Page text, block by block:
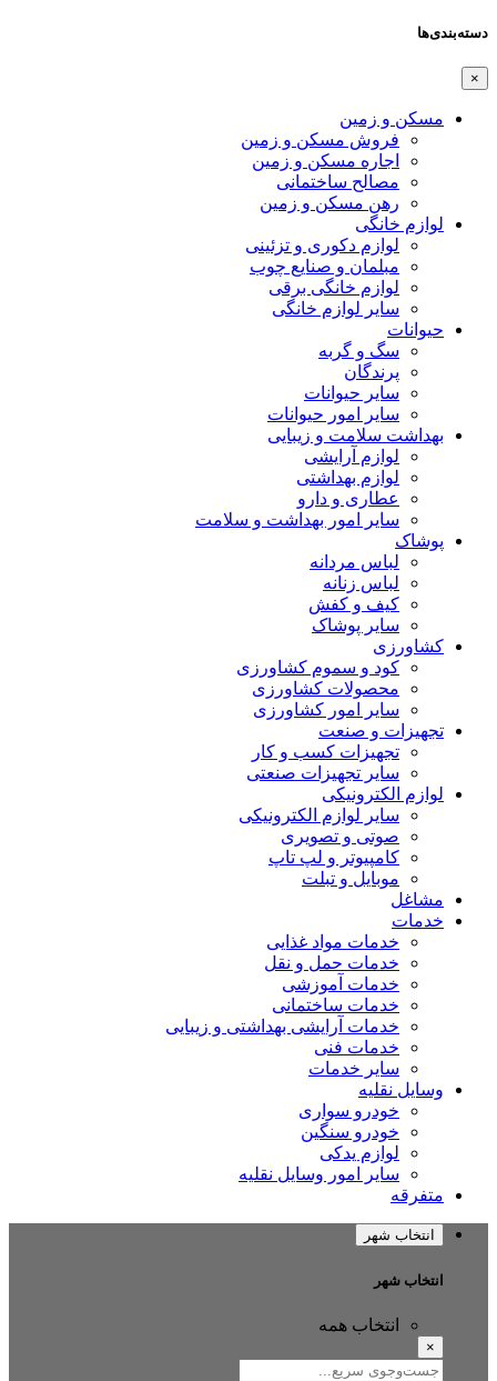
دسته‌بندی‌ها
×
مسکن و زمین
فروش مسکن و زمین
اجاره مسکن و زمین
مصالح ساختمانی
رهن مسکن و زمین
لوازم خانگی
لوازم دکوری و تزئینی
مبلمان و صنایع چوب
لوازم خانگی برقی
سایر لوازم خانگی
حیوانات
سگ و گربه
پرندگان
سایر حیوانات
سایر امور حیوانات
بهداشت سلامت و زیبایی
لوازم آرایشی
لوازم بهداشتی
عطاری و دارو
سایر امور بهداشت و سلامت
پوشاک
لباس مردانه
لباس زنانه
کیف و کفش
سایر پوشاک
کشاورزی
کود و سموم کشاورزی
محصولات کشاورزی
سایر امور کشاورزی
تجهیزات و صنعت
تجهیزات کسب و کار
سایر تجهیزات صنعتی
لوازم الکترونیکی
سایر لوازم الکترونیکی
صوتی و تصویری
کامپیوتر و لپ تاپ
موبایل و تبلت
مشاغل
خدمات
خدمات مواد غذایی
خدمات حمل و نقل
خدمات آموزشی
خدمات ساختمانی
خدمات آرایشی بهداشتی و زیبایی
خدمات فنی
سایر خدمات
وسایل نقلیه
خودرو سواری
خودرو سنگین
لوازم یدکی
سایر امور وسایل نقلیه
متفرقه
انتخاب شهر
انتخاب شهر
انتخاب همه
×